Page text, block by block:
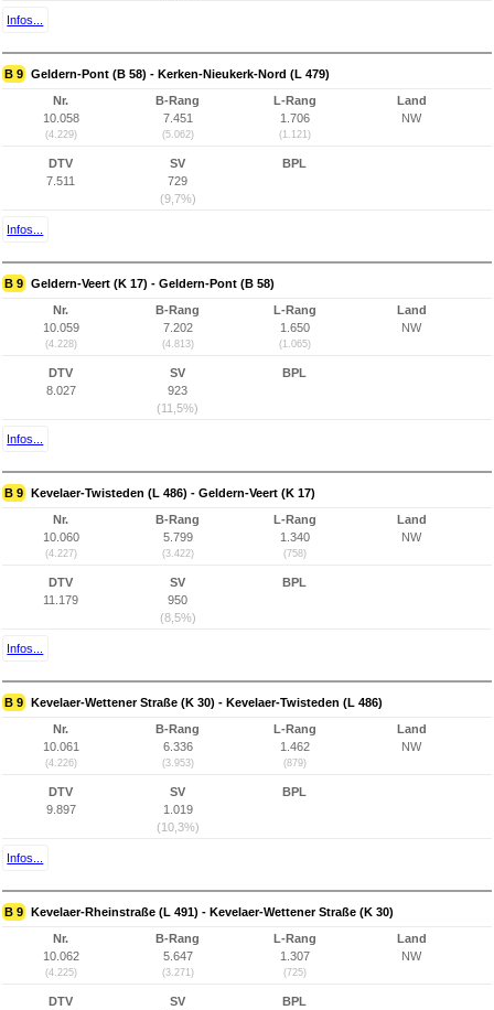
Infos...
B 9 Geldern-Pont (B 58) - Kerken-Nieukerk-Nord (L 479)
Nr.
10.058
(4.229)
B-Rang
7.451
(5.062)
L-Rang
1.706
(1.121)
Land
NW
DTV
7.511
SV
729
(9,7%)
BPL
Infos...
B 9 Geldern-Veert (K 17) - Geldern-Pont (B 58)
Nr.
10.059
(4.228)
B-Rang
7.202
(4.813)
L-Rang
1.650
(1.065)
Land
NW
DTV
8.027
SV
923
(11,5%)
BPL
Infos...
B 9 Kevelaer-Twisteden (L 486) - Geldern-Veert (K 17)
Nr.
10.060
(4.227)
B-Rang
5.799
(3.422)
L-Rang
1.340
(758)
Land
NW
DTV
11.179
SV
950
(8,5%)
BPL
Infos...
B 9 Kevelaer-Wettener Straße (K 30) - Kevelaer-Twisteden (L 486)
Nr.
10.061
(4.226)
B-Rang
6.336
(3.953)
L-Rang
1.462
(879)
Land
NW
DTV
9.897
SV
1.019
(10,3%)
BPL
Infos...
B 9 Kevelaer-Rheinstraße (L 491) - Kevelaer-Wettener Straße (K 30)
Nr.
10.062
(4.225)
B-Rang
5.647
(3.271)
L-Rang
1.307
(725)
Land
NW
DTV
SV
BPL